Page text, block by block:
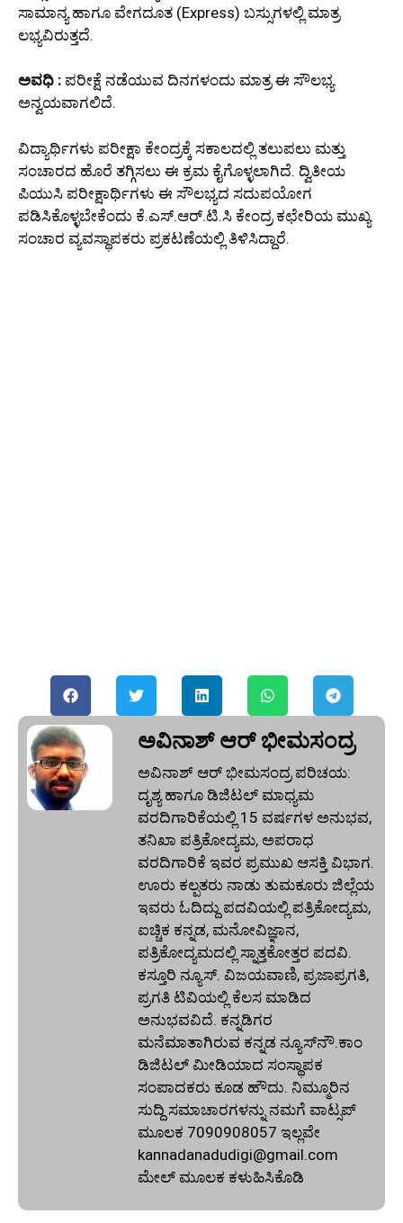
ಸಾಮಾನ್ಯ ಹಾಗೂ ವೇಗದೂತ (Express) ಬಸ್ಸುಗಳಲ್ಲಿ ಮಾತ್ರ
ಲಭ್ಯವಿರುತ್ತದೆ.
ಅವಧಿ : ಪರೀಕ್ಷೆ ನಡೆಯುವ ದಿನಗಳಂದು ಮಾತ್ರ ಈ ಸೌಲಭ್ಯ
ಅನ್ವಯವಾಗಲಿದೆ.
ವಿದ್ಯಾರ್ಥಿಗಳು ಪರೀಕ್ಷಾ ಕೇಂದ್ರಕ್ಕೆ ಸಕಾಲದಲ್ಲಿ ತಲುಪಲು ಮತ್ತು
ಸಂಚಾರದ ಹೊರೆ ತಗ್ಗಿಸಲು ಈ ಕ್ರಮ ಕೈಗೊಳ್ಳಲಾಗಿದೆ. ದ್ವಿತೀಯ
ಪಿಯುಸಿ ಪರೀಕ್ಷಾರ್ಥಿಗಳು ಈ ಸೌಲಭ್ಯದ ಸದುಪಯೋಗ
ಪಡಿಸಿಕೊಳ್ಳಬೇಕೆಂದು ಕೆ.ಎಸ್.ಆರ್.ಟಿ.ಸಿ ಕೇಂದ್ರ ಕಛೇರಿಯ ಮುಖ್ಯ
ಸಂಚಾರ ವ್ಯವಸ್ಥಾಪಕರು ಪ್ರಕಟಣೆಯಲ್ಲಿ ತಿಳಿಸಿದ್ದಾರೆ.
ಅವಿನಾಶ್‌ ಆರ್‌ ಭೀಮಸಂದ್ರ
ಅವಿನಾಶ್‌ ಆರ್‌ ಭೀಮಸಂದ್ರ ಪರಿಚಯ:
ದೃಶ್ಯ ಹಾಗೂ ಡಿಜಿಟಲ್ ಮಾಧ್ಯಮ
ವರದಿಗಾರಿಕೆಯಲ್ಲಿ 15 ವರ್ಷಗಳ ಅನುಭವ,
ತನಿಖಾ ಪತ್ರಿಕೋದ್ಯಮ, ಅಪರಾಧ
ವರದಿಗಾರಿಕೆ ಇವರ ಪ್ರಮುಖ ಆಸಕ್ತಿ ವಿಭಾಗ.
ಊರು ಕಲ್ಪತರು ನಾಡು ತುಮಕೂರು ಜಿಲ್ಲೆಯ
ಇವರು ಓದಿದ್ದು ಪದವಿಯಲ್ಲಿ ಪತ್ರಿಕೋದ್ಯಮ,
ಐಚ್ಚಿಕ ಕನ್ನಡ, ಮನೋವಿಜ್ಞಾನ,
ಪತ್ರಿಕೋದ್ಯಮದಲ್ಲಿ ಸ್ನಾತ್ತಕೋತ್ತರ ಪದವಿ.
ಕಸ್ತೂರಿ ನ್ಯೂಸ್‌. ವಿಜಯವಾಣಿ, ಪ್ರಜಾಪ್ರಗತಿ,
ಪ್ರಗತಿ ಟಿವಿಯಲ್ಲಿ ಕೆಲಸ ಮಾಡಿದ
ಅನುಭವವಿದೆ. ಕನ್ನಡಿಗರ
ಮನೆಮಾತಾಗಿರುವ ಕನ್ನಡ ನ್ಯೂಸ್‌ನೌ.ಕಾಂ
ಡಿಜಿಟಲ್‌ ಮೀಡಿಯಾದ ಸಂಸ್ಥಾಪಕ
ಸಂಪಾದಕರು ಕೂಡ ಹೌದು. ನಿಮ್ಮೂರಿನ
ಸುದ್ದಿ ಸಮಾಚಾರಗಳನ್ನು ನಮಗೆ ವಾಟ್ಸಪ್‌
ಮೂಲಕ 7090908057 ಇಲ್ಲವೇ
kannadanadudigi@gmail.com
ಮೇಲ್‌ ಮೂಲಕ ಕಳುಹಿಸಿಕೊಡಿ